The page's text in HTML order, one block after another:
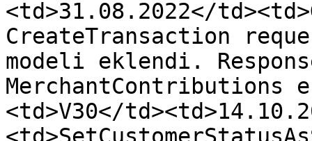
<td>31.08.2022</
CreateTransaction
modeli eklendi.
MerchantContributions
<td>V30</